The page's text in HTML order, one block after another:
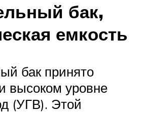
бак,
емкость
бак принято
высоком уровне
(УГВ). Этой